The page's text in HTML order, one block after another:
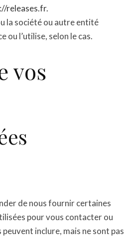
releases.fr.
la société ou autre entité
ou l’utilise, selon le cas.
vos
de nous fournir certaines
pour vous contacter ou
inclure, mais ne sont pas